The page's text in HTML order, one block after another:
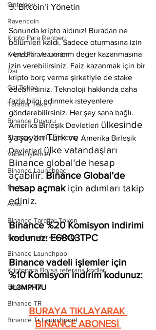
Ontology
Ravencoin
Kripto Para Rehberi
Kripto Para Haberleri
Dai
Gal Token
Taraftar Token
Binance Duyuru
Binance Yeni Listeleme
Vadeli işlemler
Binance Launchpad
1inch
Avax
Binance Taraftar Token
Binance referans kodu
Binance Launchpool
Kriptopara Borsa referans kodları
Binance TR
Binance TR
Binance Tr Launchpool
5. Bitcoin'i Yönetin
Sonunda kripto aldınız! Buradan ne
bölümleri kaldı. Sadece oturmasına izin
verebilir ve umarım değer kazanmasına
izin verebilirsiniz. Faiz kazanmak için bir
kripto borç verme şirketiyle de stake
edebilirsiniz. Teknoloji hakkında daha
fazla bilgi edinmek isteyenlere
gönderebilirsiniz. Her şey sana bağlı.
Amerika Birleşik Devletleri ülkesinde
yaşayan Türk ve Amerika Birleşik
Devletleri ülke vatandaşları
Binance global'de hesap
açabilir. Binance Global'de
hesap açmak için adımları takip
ediniz.
Binance %20 Komisyon indirimi
kodunuz: E68Q3TPC
Binance vadeli işlemler için
%10 Komisyon indirim kodunuz:
JL3MPH7U
BURAYA TIKLAYARAK
BiNANCE ABONESİ